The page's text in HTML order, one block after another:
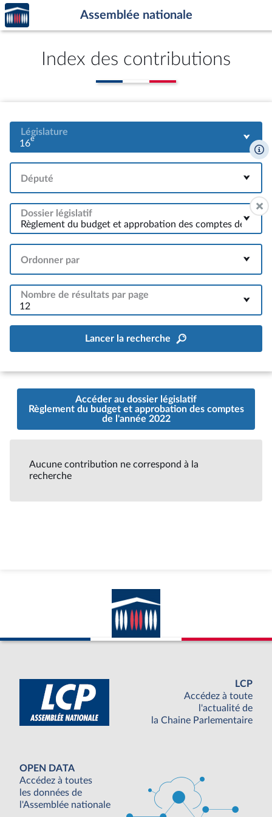
Aller au contenu
Aller en bas de la page
Accèder
à la
page
Assemblée nationale
Index des contributions
Législature
16e
Député
Dossier législatif
Ordonner par
Nombre de résultats par page
12
Lancer la recherche
Accéder au dossier législatif
Règlement du budget et approbation des comptes
de l'année 2022
Aucune contribution ne correspond à la
recherche
LCP
Accédez à toute
l'actualité de
la Chaine Parlementaire
OPEN DATA
Accédez à toutes
les données de
l'Assemblée nationale